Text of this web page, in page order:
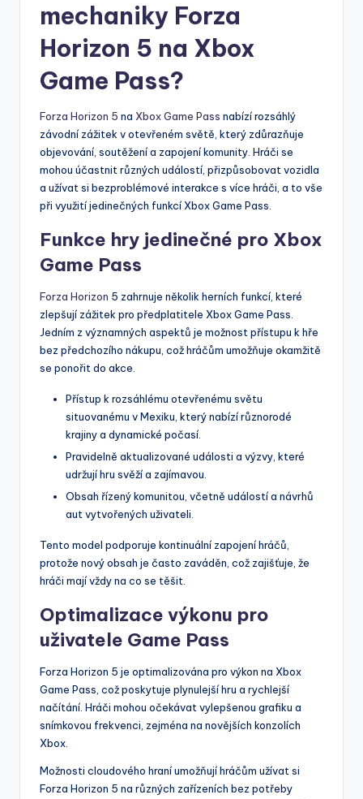
mechaniky Forza
Horizon 5 na Xbox
Game Pass?
Forza Horizon 5 na Xbox Game Pass nabízí rozsáhlý
závodní zážitek v otevřeném světě, který zdůrazňuje
objevování, soutěžení a zapojení komunity. Hráči se
mohou účastnit různých událostí, přizpůsobovat vozidla
a užívat si bezproblémové interakce s více hráči, a to vše
při využití jedinečných funkcí Xbox Game Pass.
Funkce hry jedinečné pro Xbox
Game Pass
Forza Horizon 5 zahrnuje několik herních funkcí, které
zlepšují zážitek pro předplatitele Xbox Game Pass.
Jedním z významných aspektů je možnost přístupu k hře
bez předchozího nákupu, což hráčům umožňuje okamžitě
se ponořit do akce.
Přístup k rozsáhlému otevřenému světu
situovanému v Mexiku, který nabízí různorodé
krajiny a dynamické počasí.
Pravidelně aktualizované události a výzvy, které
udržují hru svěží a zajímavou.
Obsah řízený komunitou, včetně událostí a návrhů
aut vytvořených uživateli.
Tento model podporuje kontinuální zapojení hráčů,
protože nový obsah je často zaváděn, což zajišťuje, že
hráči mají vždy na co se těšit.
Optimalizace výkonu pro
uživatele Game Pass
Forza Horizon 5 je optimalizována pro výkon na Xbox
Game Pass, což poskytuje plynulejší hru a rychlejší
načítání. Hráči mohou očekávat vylepšenou grafiku a
snímkovou frekvenci, zejména na novějších konzolích
Xbox.
Možnosti cloudového hraní umožňují hráčům užívat si
Forza Horizon 5 na různých zařízeních bez potřeby